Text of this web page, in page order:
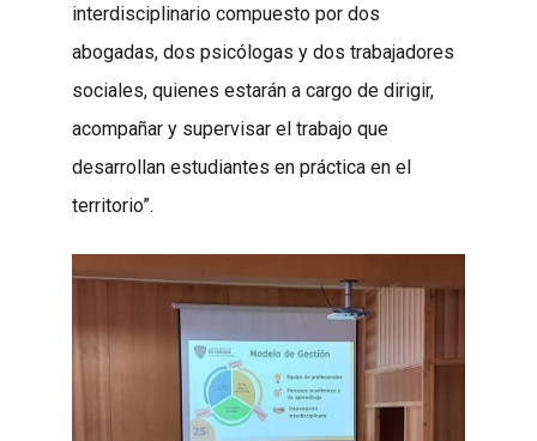
interdisciplinario compuesto por dos
abogadas, dos psicólogas y dos trabajadores
sociales, quienes estarán a cargo de dirigir,
acompañar y supervisar el trabajo que
desarrollan estudiantes en práctica en el
territorio”.